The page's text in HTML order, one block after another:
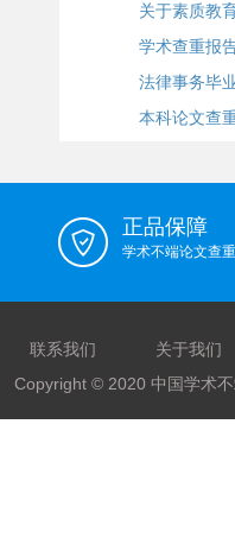
关于素质教
学术查重报
法律事务毕
本科论文查
正品保障
学术不端论文查
联系我们
关于我们
Copyright © 2020 中国学术